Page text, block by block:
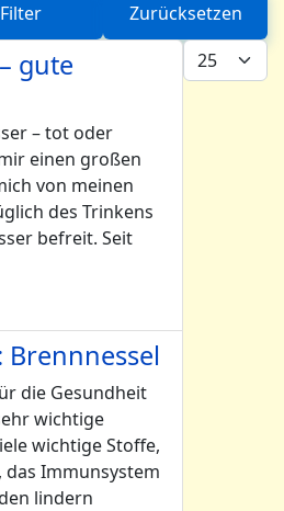
Filter
Zurücksetzen
Anzeige #
gute
– tot oder
einen großen
von meinen
des Trinkens
befreit. Seit
die Gesundheit
wichtige
wichtige Stoffe,
Immunsystem
lindern